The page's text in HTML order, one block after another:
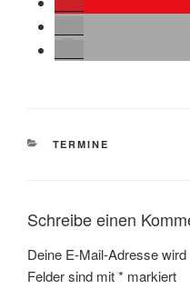
KATEGORIEN
TERMINE
Schreibe einen
Deine E-Mail-Adresse
Felder sind mit* markiert